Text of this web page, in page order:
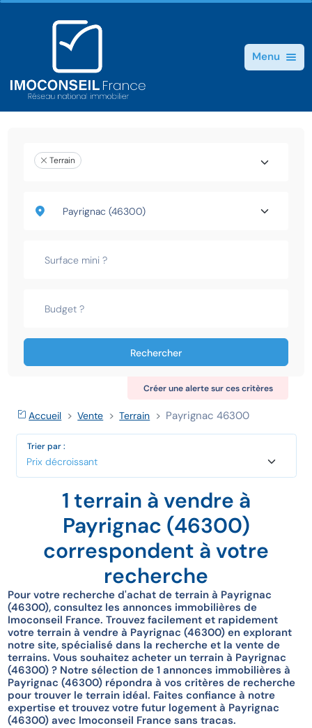
Menu
Terrain
Rechercher
Créer une alerte sur ces critères
Accueil Vente Terrain Payrignac 46300
Trier par :
1 terrain à vendre à
Payrignac (46300)
correspondent à votre
recherche
Pour votre recherche d'achat de terrain à Payrignac
(46300), consultez les annonces immobilières de
Imoconseil France. Trouvez facilement et rapidement
votre terrain à vendre à Payrignac (46300) en explorant
notre site, spécialisé dans la recherche et la vente de
terrains. Vous souhaitez acheter un terrain à Payrignac
(46300) ? Notre sélection de 1 annonces immobilières à
Payrignac (46300) répondra à vos critères de recherche
pour trouver le terrain idéal. Faites confiance à notre
expertise et trouvez votre futur logement à Payrignac
(46300) avec Imoconseil France sans tracas.